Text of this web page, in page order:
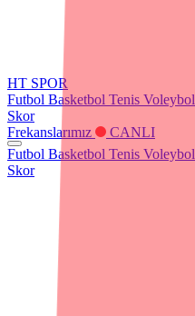
HT SPOR
Futbol Basketbol Tenis Voleybol
Skor
Frekanslarımız
CANLI
Futbol Basketbol Tenis Voleybol
Skor